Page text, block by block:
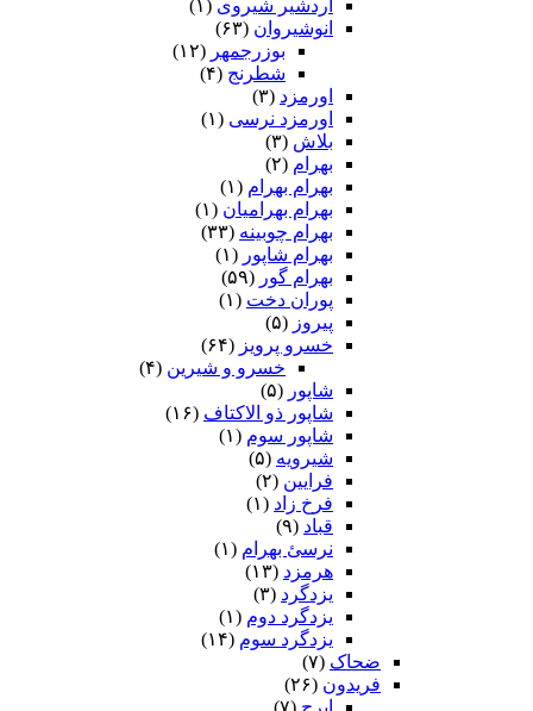
اردشیر شیروی (۱)
انوشیروان (۶۳)
بوزرجمهر (۱۲)
شطرنج (۴)
اورمزد (۳)
اورمزد نرسى‏ (۱)
بلاش (۳)
بهرام (۲)
بهرام بهرام (۱)
بهرام بهرامیان‏ (۱)
بهرام چوبینه (۳۳)
بهرام شاپور (۱)
بهرام گور (۵۹)
پوران دخت (۱)
پیروز (۵)
خسرو پرویز (۶۴)
خسرو و شیرین (۴)
شاپور (۵)
شاپور ذو الاکتاف (۱۶)
شاپور سوم‏ (۱)
شیرویه (۵)
فرایین (۲)
فرخ زاد (۱)
قباد (۹)
نرسئ بهرام‏ (۱)
هرمزد (۱۳)
یزدگرد (۳)
یزدگرد دوم (۱)
یزدگرد سوم (۱۴)
ضحاک (۷)
فریدون (۲۶)
ایرج (۷)